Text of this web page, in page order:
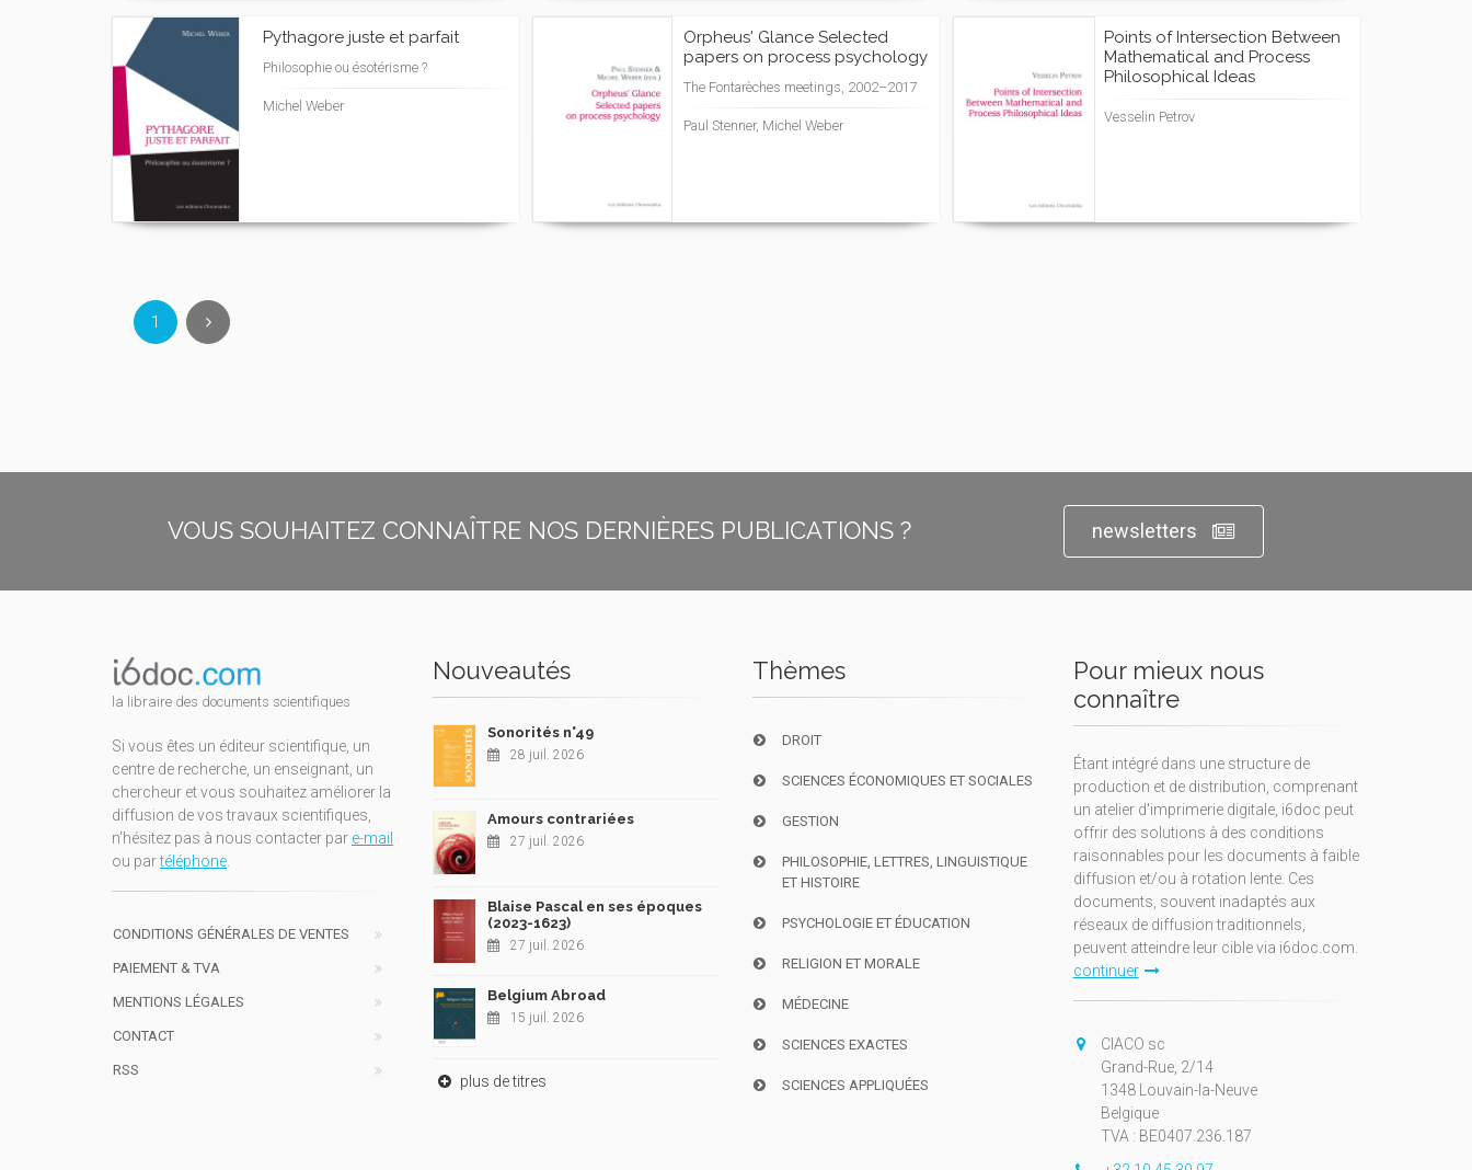
Pythagore juste et parfait
Philosophie ou ésotérisme ?
Michel Weber
Orpheus' Glance Selected
papers on process psychology
The Fontarèches meetings, 2002–2017
Paul Stenner, Michel Weber
Points of Intersection Between
Mathematical and Process
Philosophical Ideas
Vesselin Petrov
1
VOUS SOUHAITEZ CONNAÎTRE NOS DERNIÈRES PUBLICATIONS ? newsletters
la libraire des documents scientifiques
Si vous êtes un éditeur scientifique, un
centre de recherche, un enseignant, un
chercheur et vous souhaitez améliorer la
diffusion de vos travaux scientifiques,
n'hésitez pas à nous contacter par e-mail
ou partéléphone.
CONDITIONS GÉNÉRALES DE VENTES
PAIEMENT & TVA
MENTIONS LÉGALES
CONTACT
RSS
Nouveautés
Sonorités n°49
28 juil. 2026
Amours contrariées
27 juil. 2026
Blaise Pascal en ses époques
(2023-1623)
27 juil. 2026
Belgium Abroad
15 juil. 2026
plus de titres
Thèmes
DROIT
SCIENCES ÉCONOMIQUES ET SOCIALES
GESTION
PHILOSOPHIE, LETTRES, LINGUISTIQUE
ET HISTOIRE
PSYCHOLOGIE ET ÉDUCATION
RELIGION ET MORALE
MÉDECINE
SCIENCES EXACTES
SCIENCES APPLIQUÉES
Pour mieux nous
connaître
Étant intégré dans une structure de
production et de distribution, comprenant
un atelier d'imprimerie digitale, i6doc peut
offrir des solutions à des conditions
raisonnables pour les documents à faible
diffusion et/ou à rotation lente. Ces
documents, souvent inadaptés aux
réseaux de diffusion traditionnels,
peuvent atteindre leur cible via i6doc.com.
continuer
CIACO sc
Grand-Rue, 2/14
1348 Louvain-la-Neuve
Belgique
TVA : BE0407.236.187